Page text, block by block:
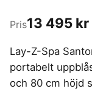
Steamer
GAMING
Gaming Headset
Gaming
Gaming Laptop
Hundförsäkring
Kattförsäkring
MEDIA &
Rödljusterapi
ACCESSOARER
Solglasögon
4-manna tält
5-manna tält
Abborrespö
Familjetält
Jaktkängor
Cykelhjälm barn
UTELEK &
Berg studsmatta
Sommardäck
Pris13 495 kr
Lay-Z-Spa
portabelt
och 80 cm höjd